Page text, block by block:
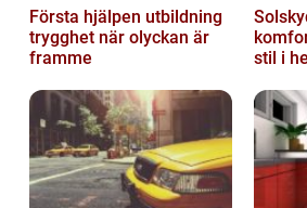
Första hjälpen utbildning
trygghet när olyckan är
framme
stil i